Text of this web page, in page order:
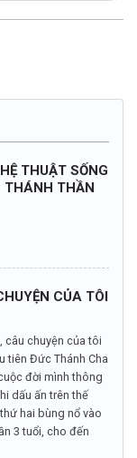
THUẬT SỐNG
THÁNH THẦN
CỦA TÔI
câu chuyện của tôi
tiên Đức Thánh Cha
đời mình thông
dấu ấn trên thế
hai bùng nổ vào
3 tuổi, cho đến